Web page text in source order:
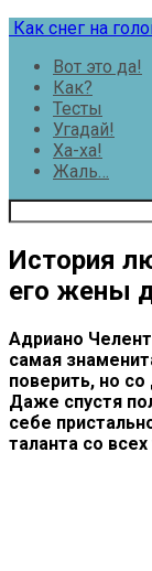
Перейти
контенту
Как снег на
Вот это да!
Как?
Тесты
Угадай!
Ха-ха!
Жаль…
История
его жены
Адриано
самая
поверить, но
Даже спустя
себе
таланта со